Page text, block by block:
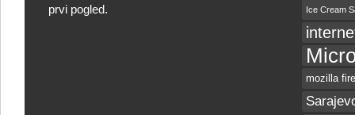
prvi pogled.
Ice Cream
mozilla